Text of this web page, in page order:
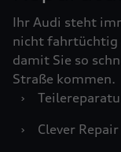
Ihr Audi steht
nicht fahrtüchtig
damit Sie so
Straße kommen.
›
›
Clever Repair